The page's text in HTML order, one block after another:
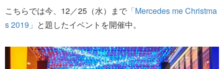
こちらでは今、12／25（水）まで 「Mercedes me Christma
s 2019」 と題したイベントを開催中。